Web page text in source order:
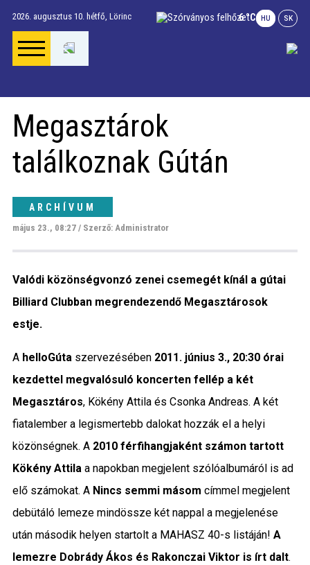
Gúta Anno
Napi menü
Közigazgatás
Időjárás
Kultúra
Gyereksarok
Városunkról
PR
2026. augusztus 10. hétfő, Lörinc 6 °C HU SK
Megasztárok
találkoznak Gútán
ARCHÍVUM
május 23., 08:27 / Szerző: Administrator
Valódi közönségvonzó zenei csemegét kínál a gútai
Billiard Clubban megrendezendő Megasztárosok
estje.
A helloGútaszervezésében 2011. június 3., 20:30órai
kezdettel megvalósuló koncerten fellép a két
Megasztáros, Kökény Attila és Csonka Andreas. A két
fiatalember a legismertebb dalokat hozzák el a helyi
közönségnek. A 2010 férfihangjaként számon tartott
Kökény Attilaa napokban megjelent szólóalbumáról is ad
elő számokat. A Nincs semmi másom címmel megjelent
debütáló lemeze mindössze két nappal a megjelenése
után második helyen startolt a MAHASZ 40-s listáján! A
lemezre Dobrády Ákos és Rakonczai Viktor is írt dalt.